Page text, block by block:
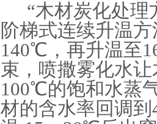
“木材炭化处理
阶梯式连续升温
140℃ ，再升温至
束，喷撒雾化水
100℃的饱和水蒸
材的含水率回调到